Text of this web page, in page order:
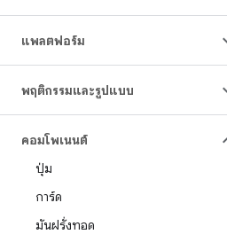
แพลตฟอร์ม
พฤติกรรมและรูปแบบ
คอมโพเนนต์
ปุ่ม
การ์ด
มันฝรั่งทอด